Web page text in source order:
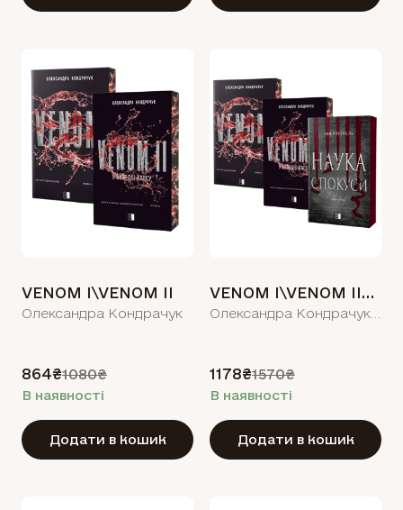
VENOM I\VENOM II
Олександра Кондрачук
864₴1080₴
В наявності
Додати в кошик
VENOM I\VENOM II_\Наука спокуси
1178₴1570₴
В наявності
Додати в кошик